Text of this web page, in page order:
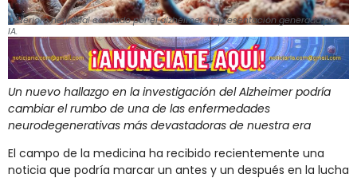
Deterioro neuronal causado por el alzhéimer. Representación generada por
IA.
Un nuevo hallazgo en la investigación del Alzheimer podría
cambiar el rumbo de una de las enfermedades
neurodegenerativas más devastadoras de nuestra era
El campo de la medicina ha recibido recientemente una
noticia que podría marcar un antes y un después en la lucha